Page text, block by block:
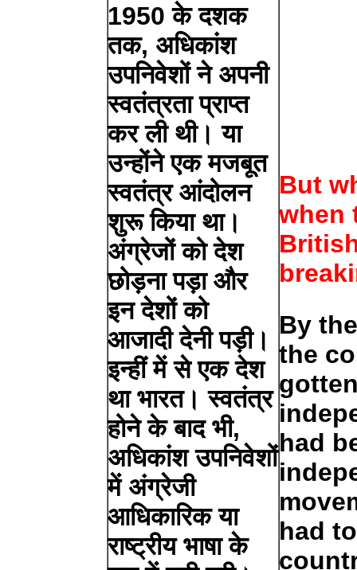
1950 के दशक
तक, अधिकांश
उपनिवेशों ने अपनी
स्वतंत्रता प्राप्त
कर ली थी। या
उन्होंने एक मजबूत
स्वतंत्र आंदोलन
शुरू किया था।
अंग्रेजों को देश
छोड़ना पड़ा और
इन देशों को
आजादी देनी पड़ी।
इन्हीं में से एक देश
था भारत। स्वतंत्र
होने के बाद भी,
अधिकांश उपनिवेशों
में अंग्रेजी
आधिकारिक या
राष्ट्रीय भाषा के
But
when
By
the
had
had